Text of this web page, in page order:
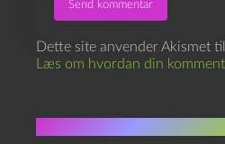
Dette site anvender Akismet
Læs om hvordan din